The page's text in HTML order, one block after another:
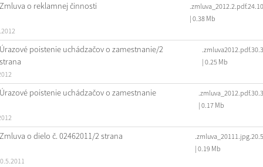
Zmluva o reklamnej činnosti
| 0.38 Mb
Úrazové poistenie uchádzačov o zamestnanie/2
strana
| 0.25 Mb
Úrazové poistenie uchádzačov o zamestnanie
| 0.17 Mb
Zmluva o dielo č. 02462011/2 strana
| 0.19 Mb